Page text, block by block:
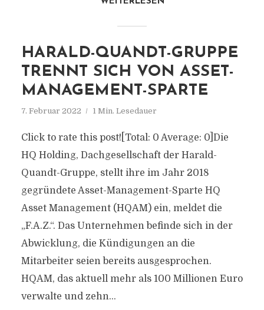
HARALD-QUANDT-GRUPPE
TRENNT SICH VON ASSET-
MANAGEMENT-SPARTE
7. Februar 2022 1 Min. Lesedauer
Click to rate this post![Total: 0 Average: 0]Die
HQ Holding, Dachgesellschaft der Harald-
Quandt-Gruppe, stellt ihre im Jahr 2018
gegründete Asset-Management-Sparte HQ
Asset Management (HQAM) ein, meldet die
„F.A.Z.“. Das Unternehmen befinde sich in der
Abwicklung, die Kündigungen an die
Mitarbeiter seien bereits ausgesprochen.
HQAM, das aktuell mehr als 100 Millionen Euro
verwalte und zehn...